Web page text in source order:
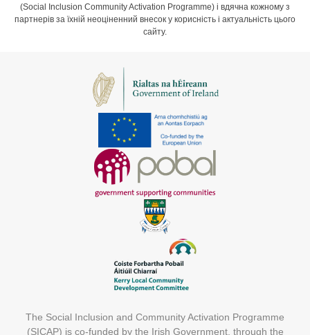
(Social Inclusion Community Activation Programme) і вдячна кожному з
партнерів за їхній неоціненний внесок у корисність і актуальність цього
сайту.
The Social Inclusion and Community Activation Programme
(SICAP) is co-funded by the Irish Government, through the